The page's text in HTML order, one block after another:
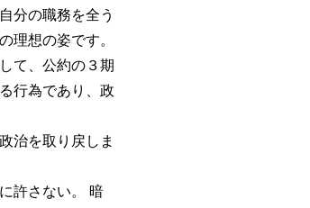
分の職務を全う
理想の姿です。
て、公約の３期
行為であり、政
治を取り戻しま
許さない。 暗